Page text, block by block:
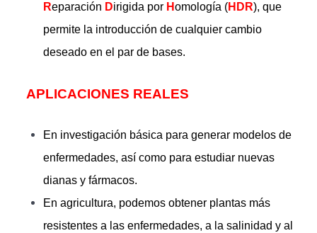
Reparación Dirigida por Homología (HDR), que
permite la introducción de cualquier cambio
deseado en el par de bases.
APLICACIONES REALES
En investigación básica para generar modelos de
enfermedades, así como para estudiar nuevas
dianas y fármacos.
En agricultura, podemos obtener plantas más
resistentes a las enfermedades, a la salinidad y al